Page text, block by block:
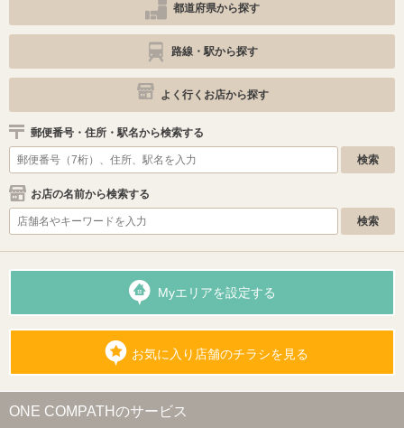
都道府県から探す
路線・駅から探す
よく行くお店から探す
郵便番号・住所・駅名から検索する
お店の名前から検索する
Myエリアを設定する
お気に入り店舗のチラシを見る
ONE COMPATHのサービス